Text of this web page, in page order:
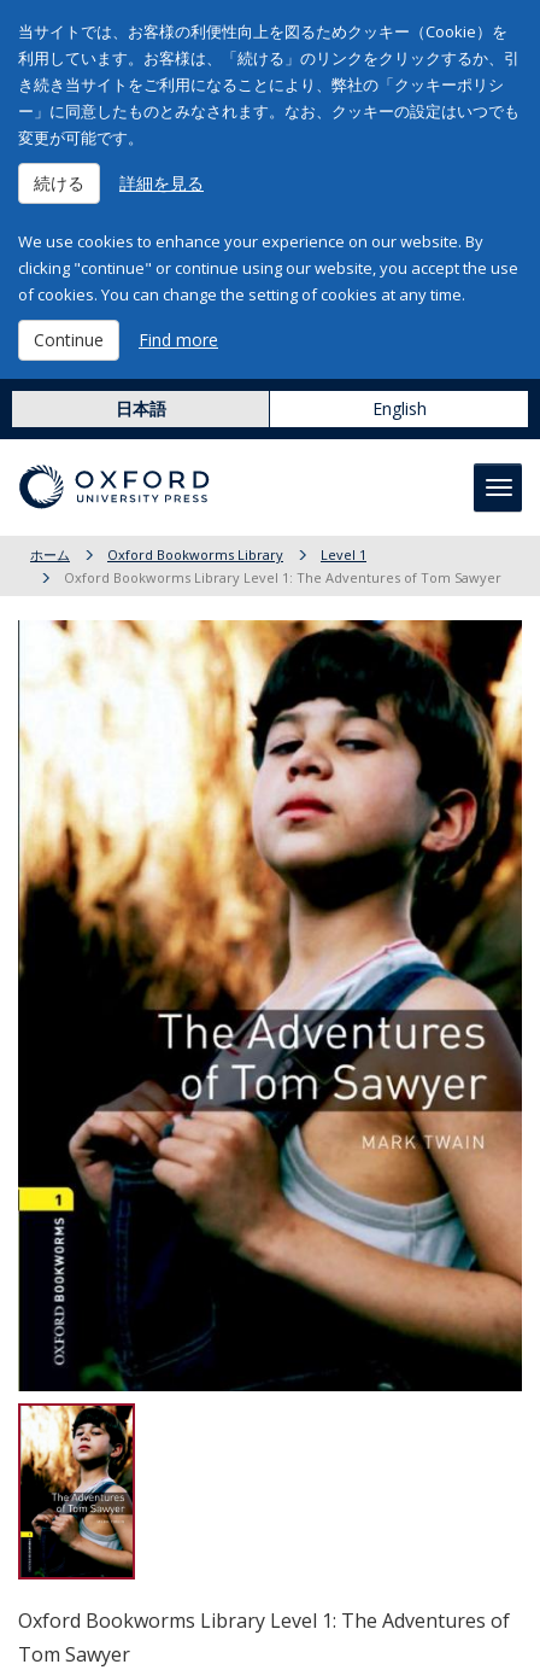
当サイトでは、お客様の利便性向上を図るためクッキー（Cookie）を
利用しています。お客様は、「続ける」のリンクをクリックするか、引
き続き当サイトをご利用になることにより、弊社の「クッキーポリシ
ー」に同意したものとみなされます。なお、クッキーの設定はいつでも
変更が可能です。
続ける 詳細を見る
We use cookies to enhance your experience on our website. By
clicking "continue" or continue using our website, you accept the use
of cookies. You can change the setting of cookies at any time.
Continue Find more
日本語 English
ホーム Oxford Bookworms Library
Level 1
Oxford Bookworms Library Level 1: The Adventures of Tom Sawyer
Oxford Bookworms Library Level 1: The Adventures of
Tom Sawyer